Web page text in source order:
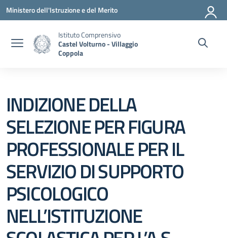
Vai ai contenuti
Vai al menu di navigazione
Vai al footer
Ministero dell'Istruzione e del Merito
Istituto Comprensivo
Castel Volturno - Villaggio
Coppola
INDIZIONE DELLA
SELEZIONE PER FIGURA
PROFESSIONALE PER IL
SERVIZIO DI SUPPORTO
PSICOLOGICO
NELL’ISTITUZIONE